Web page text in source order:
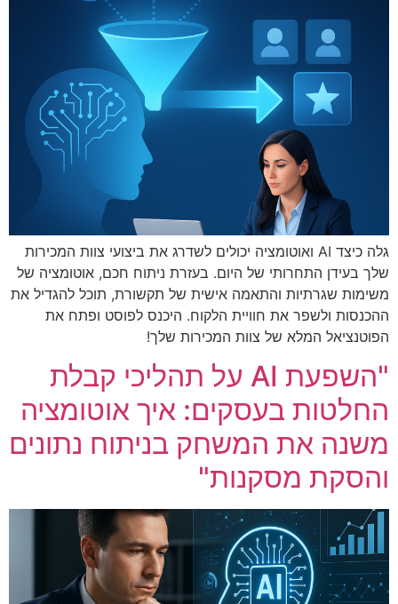
גלה כיצד AI ואוטומציה יכולים לשדרג את ביצועי צוות המכירות
שלך בעידן התחרותי של היום. בעזרת ניתוח חכם, אוטומציה של
משימות שגרתיות והתאמה אישית של תקשורת, תוכל להגדיל את
ההכנסות ולשפר את חוויית הלקוח. היכנס לפוסט ופתח את
הפוטנציאל המלא של צוות המכירות שלך!
"השפעת AI על תהליכי קבלת
החלטות בעסקים: איך אוטומציה
משנה את המשחק בניתוח נתונים
והסקת מסקנות"